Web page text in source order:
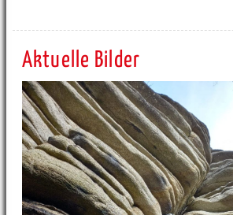
Aktuelle Bilder